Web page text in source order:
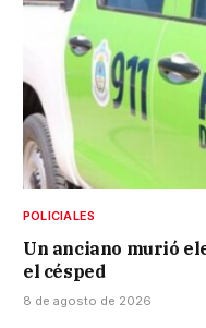
POLICIALES
Un anciano murió
el césped
8 de agosto de 2026